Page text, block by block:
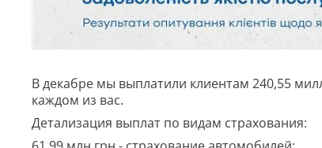
В декабре мы выплатили клиентам 240,55
каждом из вас.
Детализация выплат по видам страхования: